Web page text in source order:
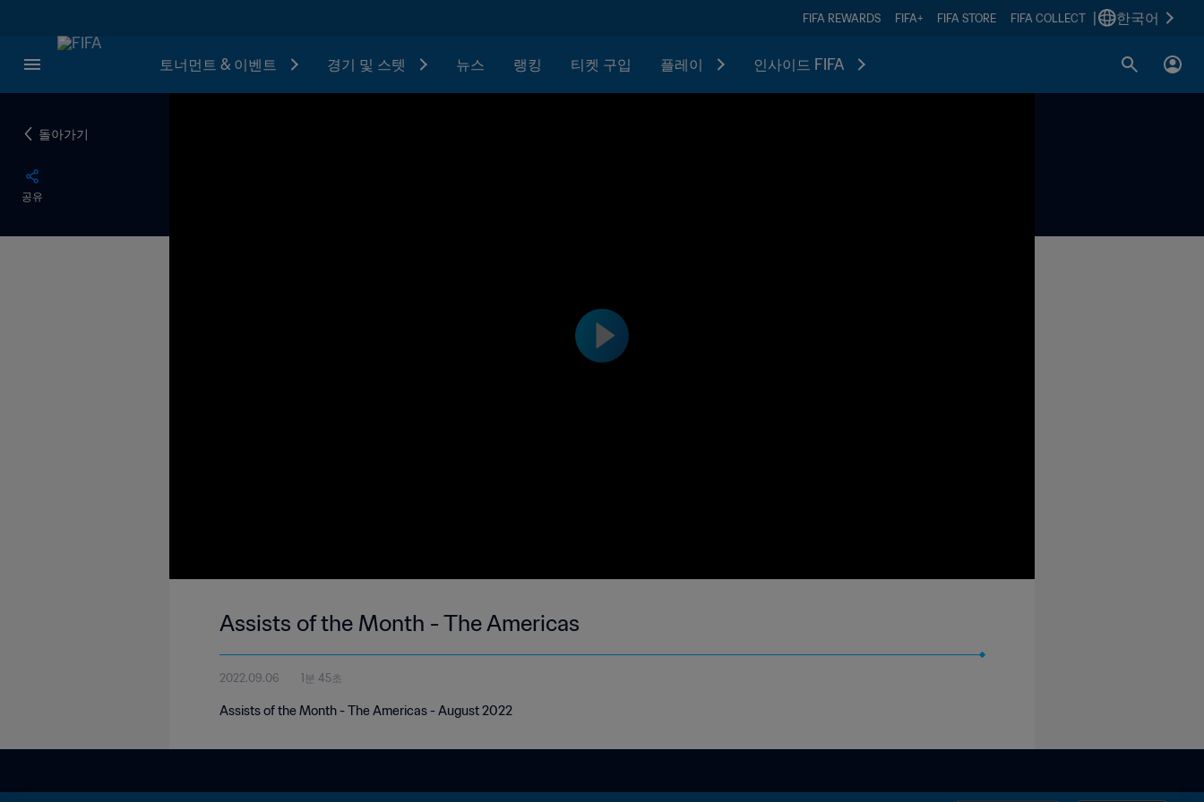
FIFA REWARDS FIFA+ FIFA STORE FIFA COLLECT 한국어
토너먼트 & 이벤트 경기 및 스텟 뉴스 랭킹 티켓 구입 플레이 인사이드 FIFA
돌아가기
공유
Assists of the Month - The Americas
2022.09.06 1분 45초
Assists of the Month - The Americas - August 2022